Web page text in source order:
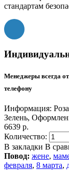
стандартам
Менеджеры всегда
телефону
Информация:
Зелень,
6639 р.
Количество:
В закладки В
Повод: жене,
февраля, 8 марта,